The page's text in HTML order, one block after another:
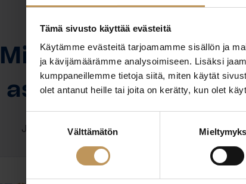
Tämä sivusto käyttää evästeitä
Käytämme evästeitä tarjoamamme sisällön ja
ja kävijämäärämme analysoimiseen. Lisäksi
kumppaneillemme tietoja siitä, miten käytät
olet antanut heille tai joita on kerätty, kun olet
valinta
Välttämätön
OTA YHTEYTTÄ
Miten voin auttaa
asuntoasioissa?
Jätä yhteystietosi, niin otan yhteyttä